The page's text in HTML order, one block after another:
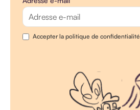
Accepter la politique de confidentialité